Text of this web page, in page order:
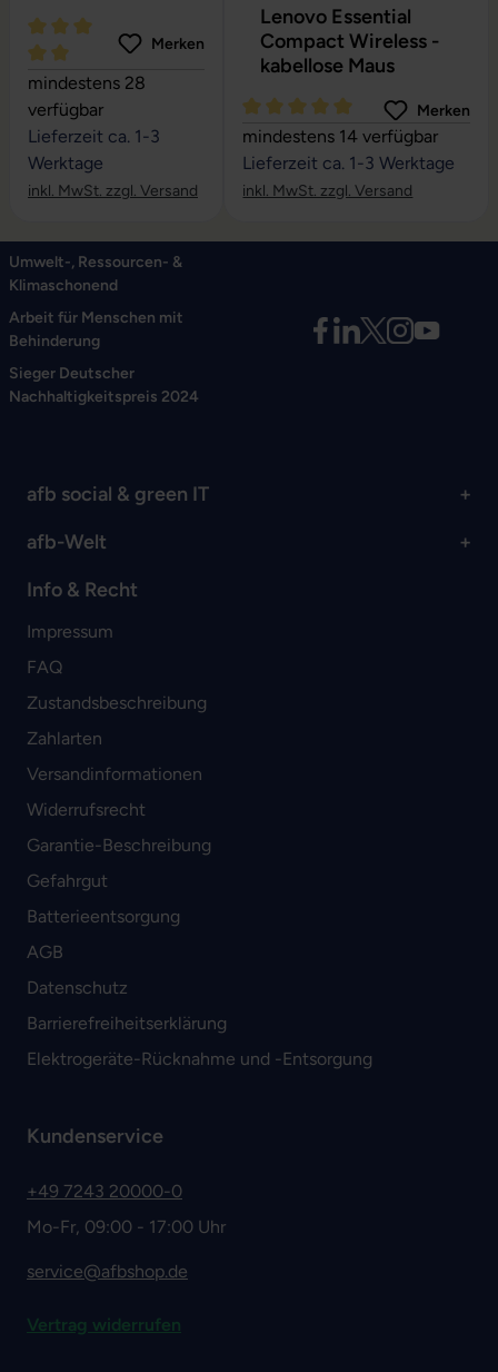
Durchschnittliche Bewertung von 5 von 5 Sternen
Merken
mindestens 28
verfügbar
Lieferzeit ca. 1-3
Werktage
inkl. MwSt. zzgl. Versand
Lenovo Essential
Compact Wireless -
kabellose Maus
Durchschnittliche Bewertung
Merken
mindestens 14 verfügbar
Lieferzeit ca. 1-3 Werktage
inkl. MwSt. zzgl. Versand
Umwelt-, Ressourcen- &
Klimaschonend
Arbeit für Menschen mit
Behinderung
Sieger Deutscher
Nachhaltigkeitspreis 2024
afb social & green IT
afb-Welt
Info & Recht
Impressum
FAQ
Zustandsbeschreibung
Zahlarten
Versandinformationen
Widerrufsrecht
Garantie-Beschreibung
Gefahrgut
Batterieentsorgung
AGB
Datenschutz
Barrierefreiheitserklärung
Elektrogeräte-Rücknahme und -Entsorgung
Kundenservice
+49 7243 20000-0
Mo-Fr, 09:00 - 17:00 Uhr
service@afbshop.de
Vertrag widerrufen